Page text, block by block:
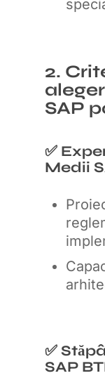
2.
SAP
✅
Medii
✅
SAP